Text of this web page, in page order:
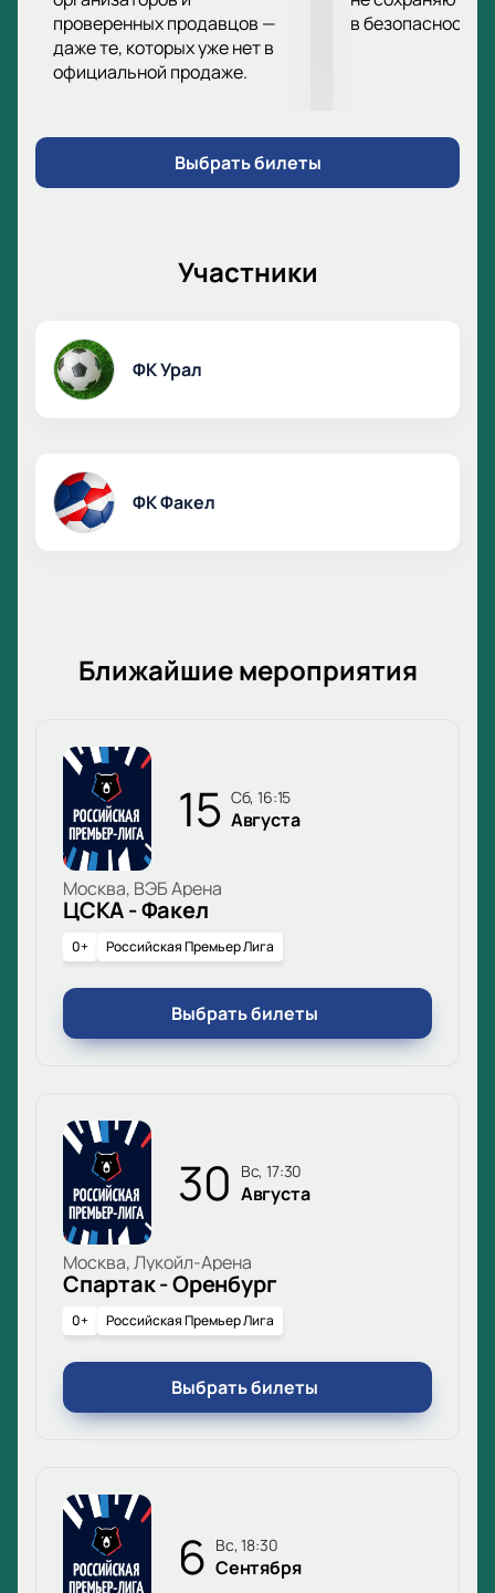
проверенных продавцов —
даже те, которых уже нет в
официальной продаже.
в безопасности.
Выбрать билеты
Участники
ФК Урал
ФК Факел
Ближайшие мероприятия
15 сб, 16:15
Августа
Москва, ВЭБ Арена
ЦСКА - Факел
0+ Российская Премьер Лига
Выбрать билеты
30 вс, 17:30
Августа
Москва, Лукойл-Арена
Спартак - Оренбург
0+ Российская Премьер Лига
Выбрать билеты
6 вс, 18:30
Сентября